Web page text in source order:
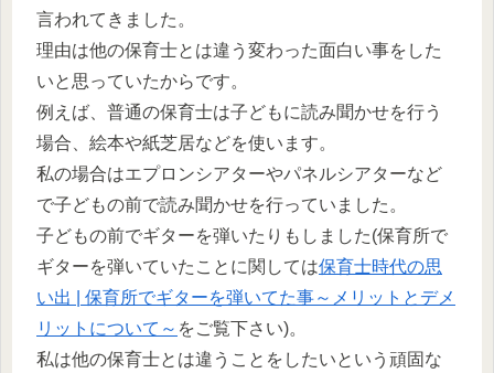
言われてきました。
理由は他の保育士とは違う変わった面白い事をした
いと思っていたからです。
例えば、普通の保育士は子どもに読み聞かせを行う
場合、絵本や紙芝居などを使います。
私の場合はエプロンシアターやパネルシアターなど
で子どもの前で読み聞かせを行っていました。
子どもの前でギターを弾いたりもしました(保育所で
ギターを弾いていたことに関しては保育士時代の思
い出 | 保育所でギターを弾いてた事～メリットとデメ
リットについて～ をご覧下さい)。
私は他の保育士とは違うことをしたいという頑固な